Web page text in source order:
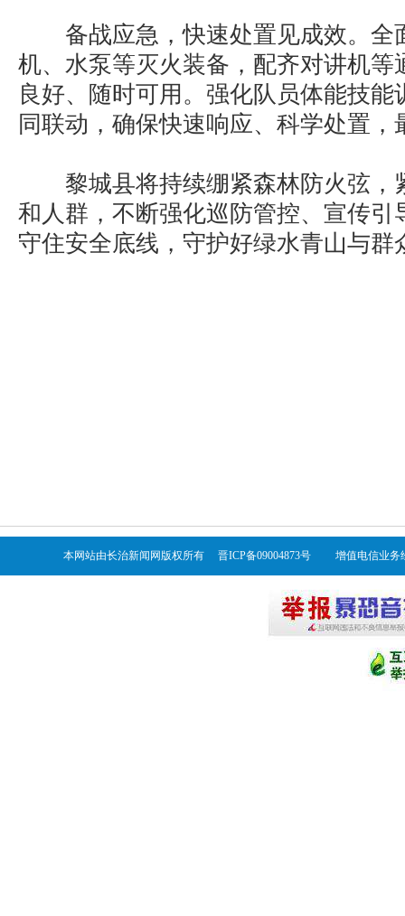
备战应急，快速处置见成效。全
机、水泵等灭火装备，配齐对讲机等
良好、随时可用。强化队员体能技
同联动，确保快速响应、科学处置
黎城县将持续绷紧森林防火弦，
和人群，不断强化巡防管控、宣传引
守住安全底线，守护好绿水青山与群
本网站由长治新闻网版权所有 晋ICP备09004873号 增值电信业务